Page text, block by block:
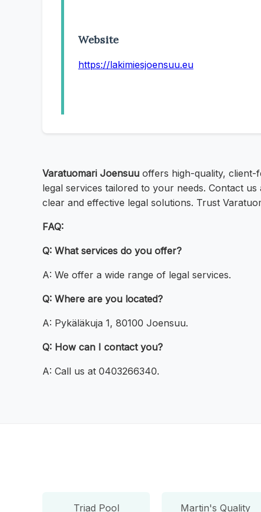
Website
https://lakimiesjoensuu.eu
Varatuomari Joensuu offers high-quality, client-
legal services tailored to your needs. Contact
clear and effective legal solutions. Trust
FAQ:
Q: What services do you offer?
A: We offer a wide range of legal services.
Q: Where are you located?
A: Pykäläkuja 1, 80100 Joensuu.
Q: How can I contact you?
A: Call us at 0403266340.
Triad Pool Martin's Quality